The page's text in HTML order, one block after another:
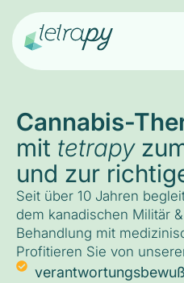
Cannabis-
mit tetrapy
und zur
Seit über 10 Jahren
dem kanadischen Militär
Behandlung mit
Profitieren Sie von